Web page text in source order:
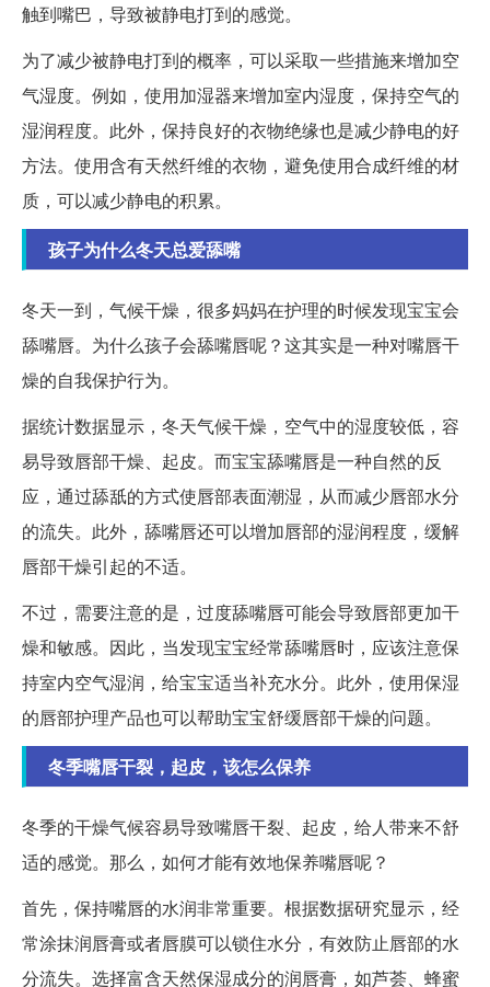
触到嘴巴，导致被静电打到的感觉。
为了减少被静电打到的概率，可以采取一些措施来增加空
气湿度。例如，使用加湿器来增加室内湿度，保持空气的
湿润程度。此外，保持良好的衣物绝缘也是减少静电的好
方法。使用含有天然纤维的衣物，避免使用合成纤维的材
质，可以减少静电的积累。
孩子为什么冬天总爱舔嘴
冬天一到，气候干燥，很多妈妈在护理的时候发现宝宝会
舔嘴唇。为什么孩子会舔嘴唇呢？这其实是一种对嘴唇干
燥的自我保护行为。
据统计数据显示，冬天气候干燥，空气中的湿度较低，容
易导致唇部干燥、起皮。而宝宝舔嘴唇是一种自然的反
应，通过舔舐的方式使唇部表面潮湿，从而减少唇部水分
的流失。此外，舔嘴唇还可以增加唇部的湿润程度，缓解
唇部干燥引起的不适。
不过，需要注意的是，过度舔嘴唇可能会导致唇部更加干
燥和敏感。因此，当发现宝宝经常舔嘴唇时，应该注意保
持室内空气湿润，给宝宝适当补充水分。此外，使用保湿
的唇部护理产品也可以帮助宝宝舒缓唇部干燥的问题。
冬季嘴唇干裂，起皮，该怎么保养
冬季的干燥气候容易导致嘴唇干裂、起皮，给人带来不舒
适的感觉。那么，如何才能有效地保养嘴唇呢？
首先，保持嘴唇的水润非常重要。根据数据研究显示，经
常涂抹润唇膏或者唇膜可以锁住水分，有效防止唇部的水
分流失。选择富含天然保湿成分的润唇膏，如芦荟、蜂蜜